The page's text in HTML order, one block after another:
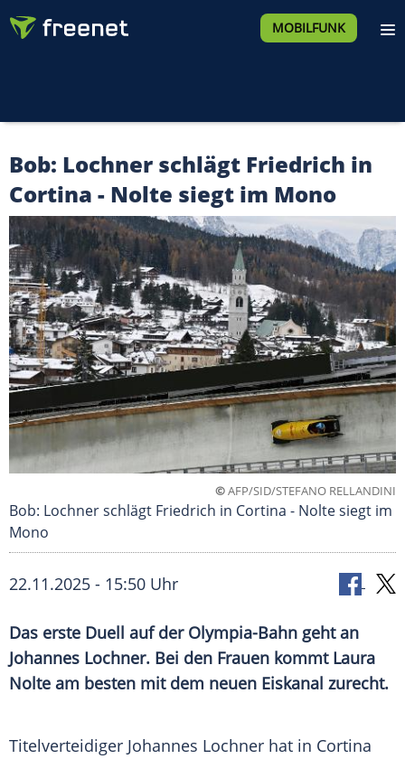
MOBILFUNK
Bob: Lochner schlägt Friedrich in
Cortina - Nolte siegt im Mono
©AFP/SID/STEFANO RELLANDINI
Bob: Lochner schlägt Friedrich in Cortina - Nolte siegt im
Mono
22.11.2025 - 15:50 Uhr
Das erste Duell auf der Olympia-Bahn geht an
Johannes Lochner. Bei den Frauen kommt Laura
Nolte am besten mit dem neuen Eiskanal zurecht.
Titelverteidiger Johannes Lochner hat in Cortina